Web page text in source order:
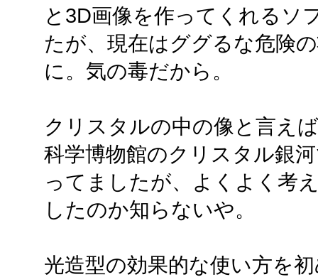
と3D画像を作ってくれるソ
たが、現在はググるな危険
に。気の毒だから。
クリスタルの中の像と言え
科学博物館のクリスタル銀
ってましたが、よくよく考
したのか知らないや。
光造型の効果的な使い方を